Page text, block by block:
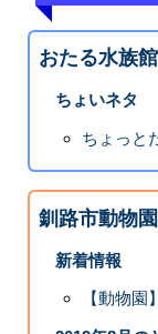
おたる水族館
ちょいネタ
ちょっと
釧路市動物園
新着情報
【動物